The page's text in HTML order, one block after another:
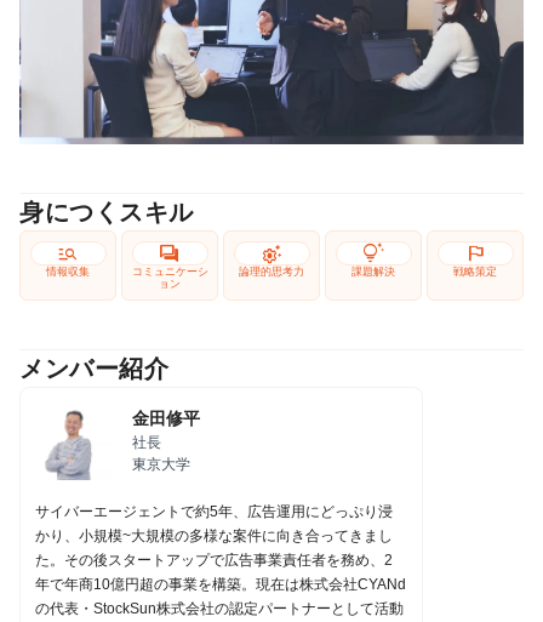
身につくスキル
manage_search
情報収集
forum
コミュニケーシ
ョン
settings_suggest
論理的思考力
tips_and_updates
課題解決
flag
戦略策定
メンバー紹介
金田修平
社長
東京大学
サイバーエージェントで約5年、広告運用にどっぷり浸
かり、小規模~大規模の多様な案件に向き合ってきまし
た。その後スタートアップで広告事業責任者を務め、2
年で年商10億円超の事業を構築。現在は株式会社CYANd
の代表・StockSun株式会社の認定パートナーとして活動